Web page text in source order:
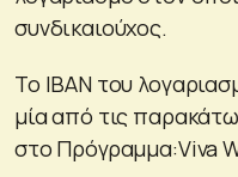
συνδικαιούχος.
Το ΙΒΑΝ του
μία από τις
στο Πρόγραμμα:Viva